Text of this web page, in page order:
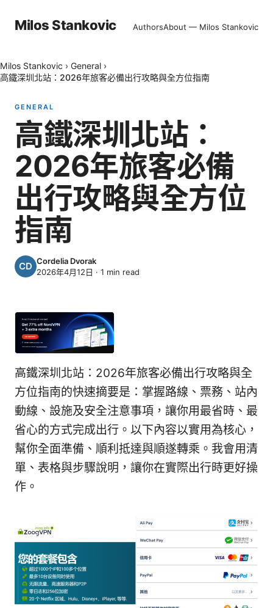
Milos Stankovic AuthorsAbout — Milos Stankovic
Milos Stankovic › General ›
高鐵深圳北站：2026年旅客必備出行攻略與全方位指南
GENERAL
高鐵深圳北站：
2026年旅客必備
出行攻略與全方位
指南
Cordelia Dvorak
2026年4月12日 · 1 min read
高鐵深圳北站：2026年旅客必備出行攻略與全
方位指南的快速摘要是：掌握路線、票務、站內
動線、設施及安全注意事項，讓你用最省時、最
省心的方式完成出行。以下內容以實用為核心，
幫你全面準備、順利抵達與順遂轉乘。我會用清
單、表格與步驟說明，讓你在實際出行時更好操
作。